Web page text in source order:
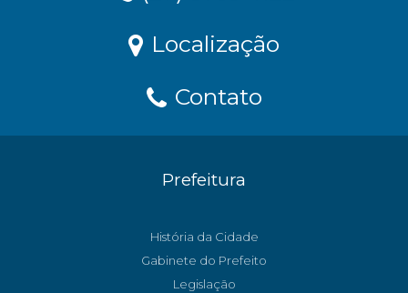
Localização
Contato
Prefeitura
História da Cidade
Gabinete do Prefeito
Legislação